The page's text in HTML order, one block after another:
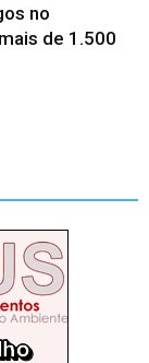
no
de 1.500